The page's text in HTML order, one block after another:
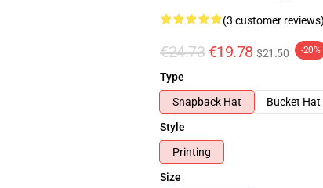
(3 customer reviews)
€24.73 €19.78 $21.50 -20%
Type
Snapback Hat
Bucket Hat
Style
Printing
Size